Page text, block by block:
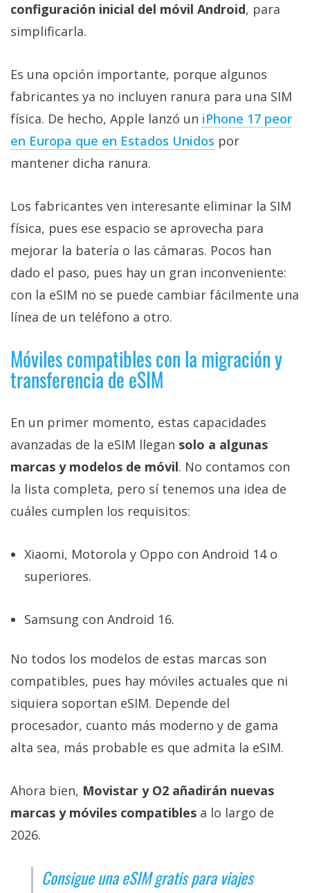
configuración inicial del móvil Android, para
simplificarla.
Es una opción importante, porque algunos
fabricantes ya no incluyen ranura para una SIM
física. De hecho, Apple lanzó un iPhone 17 peor
en Europa que en Estados Unidos por
mantener dicha ranura.
Los fabricantes ven interesante eliminar la SIM
física, pues ese espacio se aprovecha para
mejorar la batería o las cámaras. Pocos han
dado el paso, pues hay un gran inconveniente:
con la eSIM no se puede cambiar fácilmente una
línea de un teléfono a otro.
Móviles compatibles con la migración y
transferencia de eSIM
En un primer momento, estas capacidades
avanzadas de la eSIM llegan solo a algunas
marcas y modelos de móvil. No contamos con
la lista completa, pero sí tenemos una idea de
cuáles cumplen los requisitos:
Xiaomi, Motorola y Oppo con Android 14 o
superiores.
Samsung con Android 16.
No todos los modelos de estas marcas son
compatibles, pues hay móviles actuales que ni
siquiera soportan eSIM. Depende del
procesador, cuanto más moderno y de gama
alta sea, más probable es que admita la eSIM.
Ahora bien, Movistar y O2 añadirán nuevas
marcas y móviles compatibles a lo largo de
2026.
Consigue una eSIM gratis para viajes